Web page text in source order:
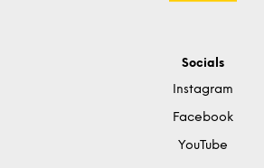
Socials
Instagram
Facebook
YouTube